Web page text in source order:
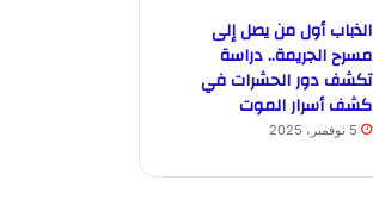
الذباب أول من يصل إلى
مسرح الجريمة.. دراسة
تكشف دور الحشرات في
كشف أسرار الموت
5 نوفمبر، 2025